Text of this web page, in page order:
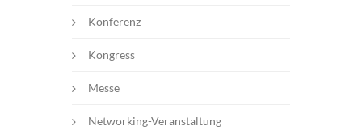
Konferenz
Kongress
Messe
Networking-Veranstaltung